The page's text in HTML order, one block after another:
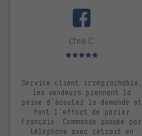
Chris C.
Note moyenne : 5 sur 5
Service client irréprochable,
les vendeurs prennent la
peine d'écouter la demande et
font l'effort de parler
Français. Commande passée par
téléphone avec retrait en